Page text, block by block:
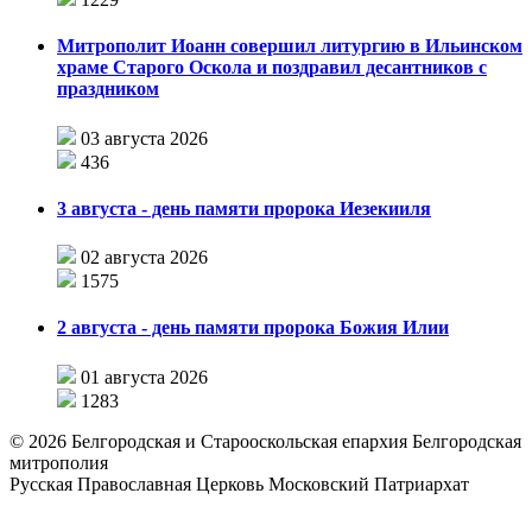
Митрополит Иоанн совершил литургию в Ильинском
храме Старого Оскола и поздравил десантников с
праздником
03 августа 2026
436
3 августа - день памяти пророка Иезекииля
02 августа 2026
1575
2 августа - день памяти пророка Божия Илии
01 августа 2026
1283
© 2026 Белгородская и Старооскольская епархия Белгородская
митрополия
Русская Православная Церковь Московский Патриархат